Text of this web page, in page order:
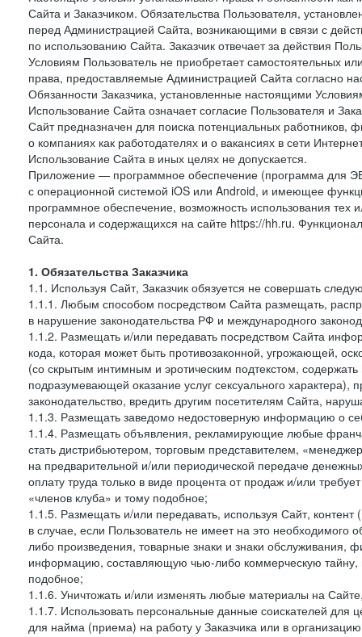
Сайта и Заказчиком. Обязательства Пользователя,
перед Администрацией Сайта, возникающими в связи с
по использованию Сайта. Заказчик отвечает за действия
Условиям Пользователь не приобретает самостоятельных
права, предоставляемые Администрацией Сайта согласно
Обязанности Заказчика, установленные настоящими
Использование Сайта означает согласие Пользователя и
Сайт предназначен для поиска потенциальных
о компаниях как работодателях и о вакансиях в сети
Использование Сайта в иных целях не допускается.
Приложение — программное обеспечение (программа для
с операционной системой iOS или Android, и имеющее
программное обеспечение, возможность использования
персонала и содержащихся на сайте https://hh.ru.
Сайта.
1. Обязательства Заказчика
1.1. Используя Сайт, Заказчик обязуется не совершать
1.1.1. Любым способом посредством Сайта размещать,
в нарушение законодательства РФ и международного
1.1.2. Размещать и/или передавать посредством Сайта
кода, которая может быть противозаконной, угрожающей,
(со скрытым интимным и эротическим подтекстом,
подразумевающей оказание услуг сексуального
законодательство, вредить другим посетителям Сайта,
1.1.3. Размещать заведомо недостоверную информацию о
1.1.4. Размещать объявления, рекламирующие любые
стать дистрибьютером, торговым представителем,
на предварительной и/или периодической передаче
оплату труда только в виде процента от продаж и/или
«членов клуба» и тому подобное;
1.1.5. Размещать и/или передавать, используя Сайт,
в случае, если Пользователь не имеет на это
либо произведения, товарные знаки и знаки
информацию, составляющую чью-либо коммерческую тайну,
подобное;
1.1.6. Уничтожать и/или изменять любые материалы на
1.1.7. Использовать персональные данные соискателей для
для найма (приема) на работу у Заказчика или в